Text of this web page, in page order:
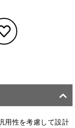
用性を考慮して設計